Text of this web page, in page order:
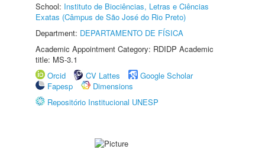
School: Instituto de Biociências, Letras e Ciências
Exatas (Câmpus de São José do Rio Preto)
Department: DEPARTAMENTO DE FÍSICA
Academic Appointment Category: RDIDP Academic
title: MS-3.1
Orcid
CV Lattes
Google Scholar
Fapesp
Dimensions
Repositório Institucional UNESP